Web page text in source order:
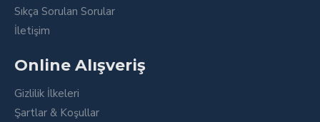
Sıkça Sorulan Sorular
İletişim
Online Alışveriş
Gizlilik İlkeleri
Şartlar & Koşullar